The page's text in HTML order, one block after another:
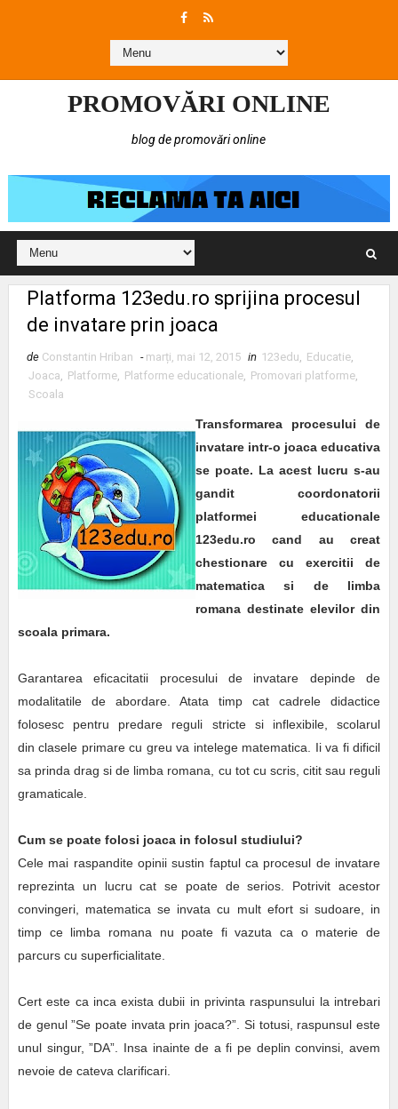
PROMOVĂRI ONLINE
blog de promovări online
Platforma 123edu.ro sprijina procesul
de invatare prin joaca
de Constantin Hriban - marți, mai 12, 2015 in 123edu, Educatie,
Joaca, Platforme, Platforme educationale, Promovari platforme,
Scoala
Transformarea procesului de
invatare intr-o joaca educativa
se poate. La acest lucru s-au
gandit coordonatorii
platformei educationale
123edu.ro cand au creat
chestionare cu exercitii de
matematica si de limba
romana destinate elevilor din
scoala primara.
Garantarea eficacitatii procesului de invatare depinde de
modalitatile de abordare. Atata timp cat cadrele didactice
folosesc pentru predare reguli stricte si inflexibile, scolarul
din clasele primare cu greu va intelege matematica. Ii va fi dificil
sa prinda drag si de limba romana, cu tot cu scris, citit sau reguli
gramaticale.
Cum se poate folosi joaca in folosul studiului?
Cele mai raspandite opinii sustin faptul ca procesul de invatare
reprezinta un lucru cat se poate de serios. Potrivit acestor
convingeri, matematica se invata cu mult efort si sudoare, in
timp ce limba romana nu poate fi vazuta ca o materie de
parcurs cu superficialitate.
Cert este ca inca exista dubii in privinta raspunsului la intrebari
de genul ”Se poate invata prin joaca?”. Si totusi, raspunsul este
unul singur, ”DA”. Insa inainte de a fi pe deplin convinsi, avem
nevoie de cateva clarificari.